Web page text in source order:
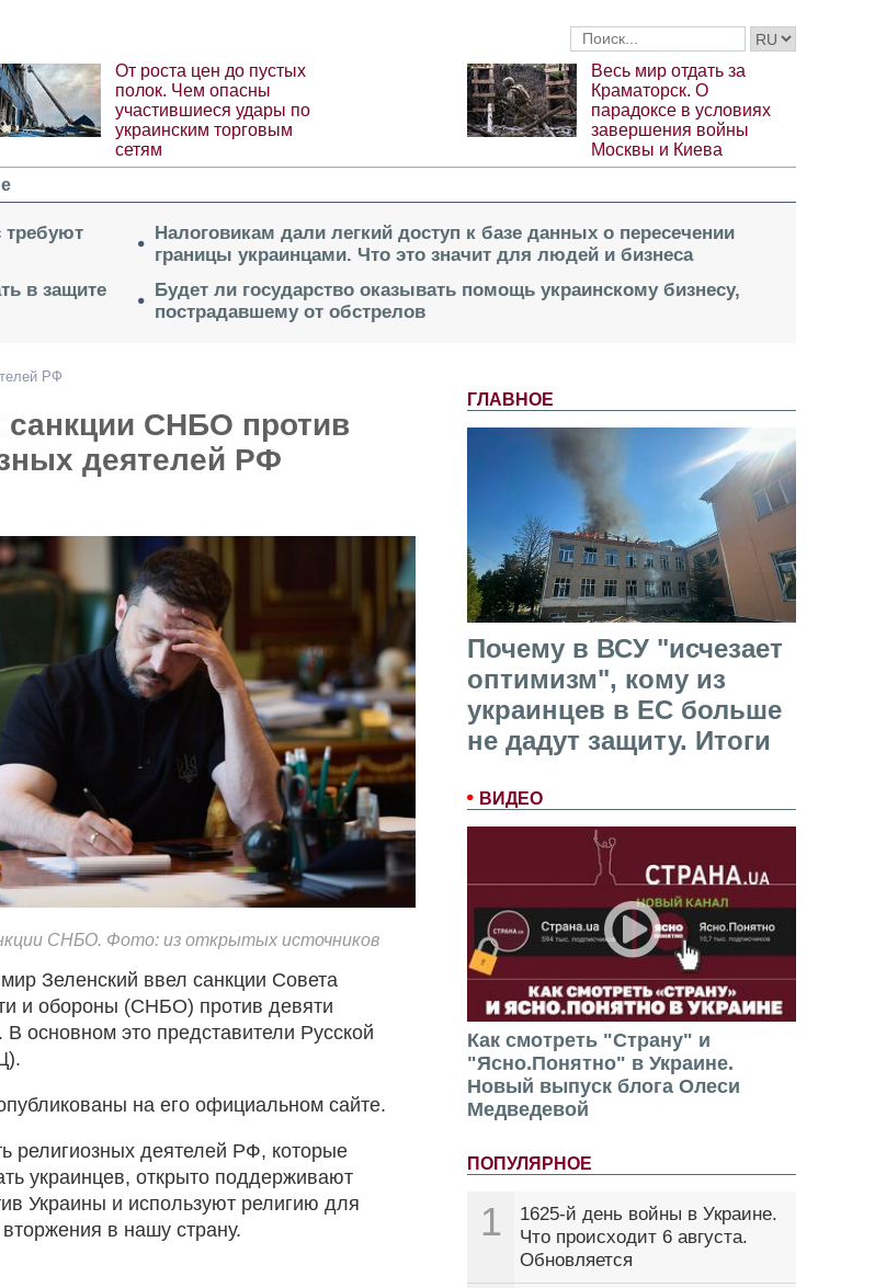
От роста цен до пустых
полок. Чем опасны
участившиеся удары по
украинским торговым
сетям
Весь мир отдать за
Краматорск. О
парадоксе в условиях
завершения войны
Москвы и Киева
требуют
в защите
Налоговикам дали легкий доступ к базе данных о пересечении
границы украинцами. Что это значит для людей и бизнеса
Будет ли государство оказывать помощь украинскому бизнесу,
пострадавшему от обстрелов
ГЛАВНОЕ
Почему в ВСУ "исчезает
оптимизм", кому из
украинцев в ЕС больше
не дадут защиту. Итоги
ВИДЕО
Как смотреть "Страну" и
"Ясно.Понятно" в Украине.
Новый выпуск блога Олеси
Медведевой
ПОПУЛЯРНОЕ
1
1625-й день войны в Украине.
Что происходит 6 августа.
Обновляется
РФ
санкции СНБО против
деятелей РФ
СНБО. Фото: из открытых источников
Зеленский ввел санкции Совета
и обороны (СНБО) против девяти
основном это представители Русской
на его официальном сайте.
религиозных деятелей РФ, которые
украинцев, открыто поддерживают
Украины и используют религию для
в нашу страну.